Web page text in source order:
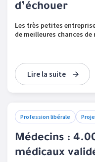
d’échouer
Les très petites
de meilleures chances
Lire la suite
Profession libérale
Médecins :
médicaux